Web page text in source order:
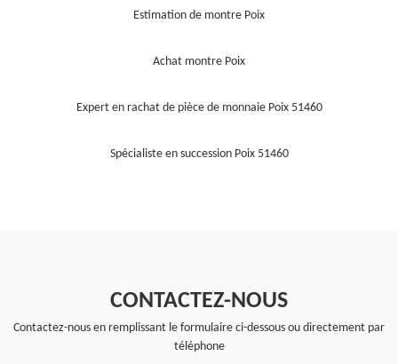
Estimation de montre Poix
Achat montre Poix
Expert en rachat de pièce de monnaie Poix 51460
Spécialiste en succession Poix 51460
CONTACTEZ-NOUS
Contactez-nous en remplissant le formulaire ci-dessous ou directement par
téléphone